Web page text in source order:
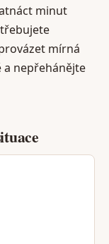
minut
mírná
nepřehánějte